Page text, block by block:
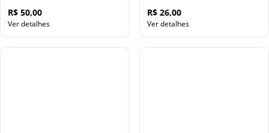
R$ 50,00
Ver detalhes
R$ 26,00
Ver detalhes